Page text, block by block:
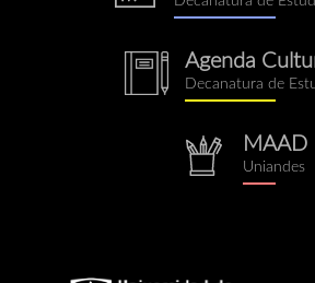
notebook.png
Agenda
Decanatura de
MAAD
Uniandes